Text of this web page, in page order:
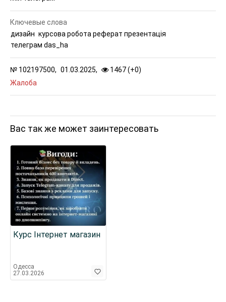
№ 102197500, 01.03.2025, 1467 (+0)
Жалоба
Ключевые слова
дизайн курсова робота реферат презентація
телеграм das_ha
Вас так же может заинтересовать
Курс Інтернет магазин
Одесса
27.03.2026